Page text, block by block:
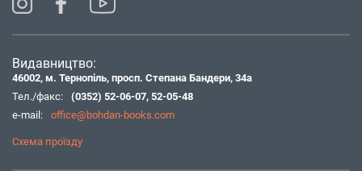
Видавництво:
46002, м. Тернопіль, просп. Степана Бандери, 34а
Тел./факс:
(0352) 52-06-07, 52-05-48
e-mail:
office@bohdan-books.com
Схема проїзду